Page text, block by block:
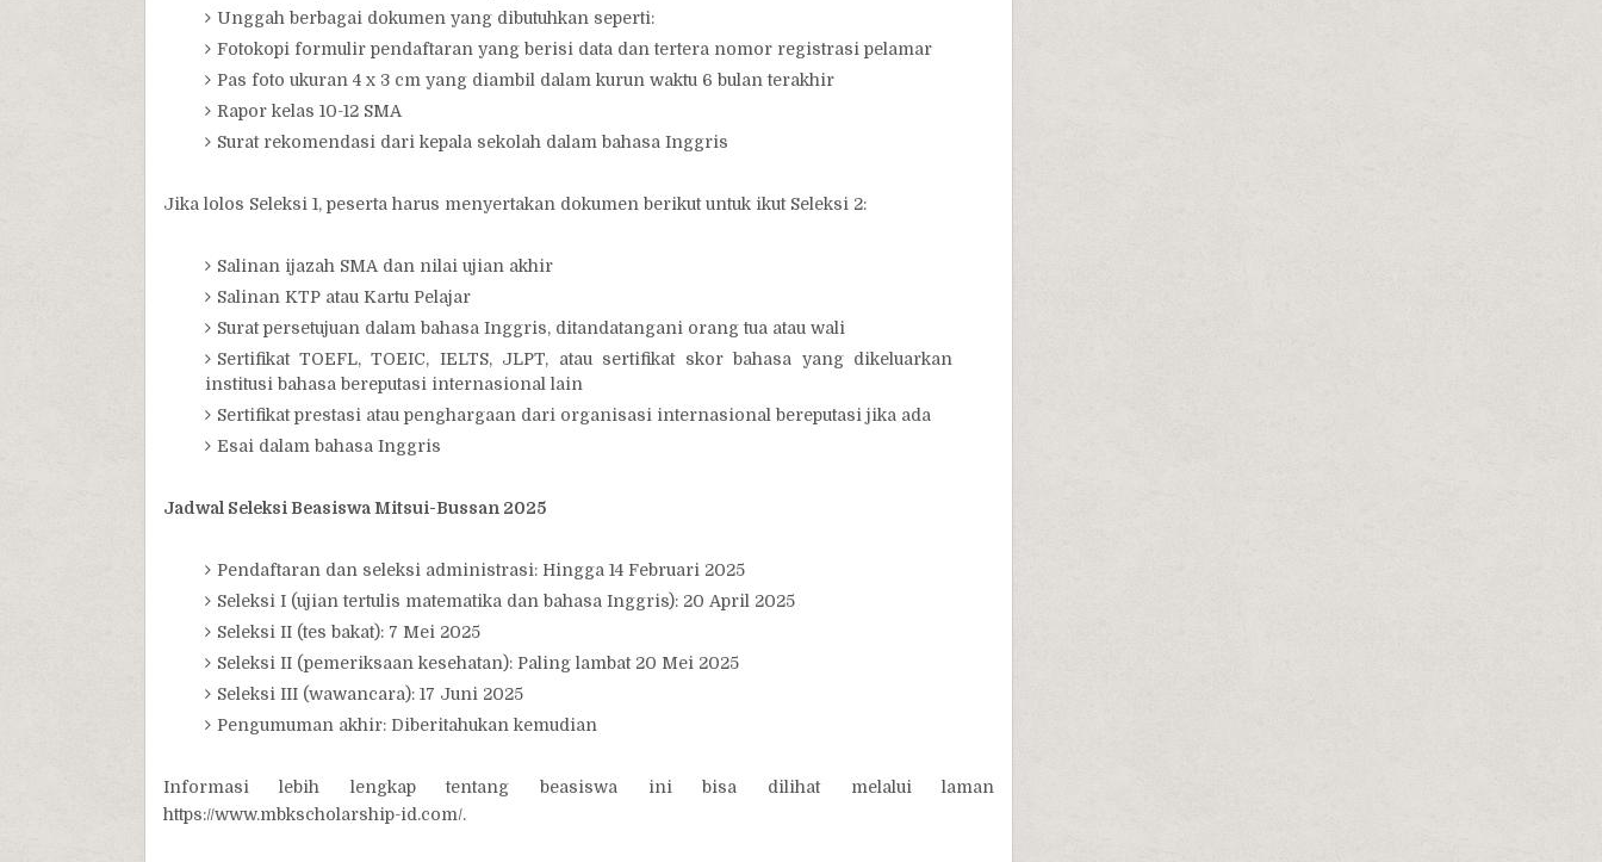
Unggah berbagai dokumen yang dibutuhkan seperti:
Fotokopi formulir pendaftaran yang berisi data dan tertera nomor registrasi pelamar
Pas foto ukuran 4 x 3 cm yang diambil dalam kurun waktu 6 bulan terakhir
Rapor kelas 10-12 SMA
Surat rekomendasi dari kepala sekolah dalam bahasa Inggris
Jika lolos Seleksi 1, peserta harus menyertakan dokumen berikut untuk ikut Seleksi 2:
Salinan ijazah SMA dan nilai ujian akhir
Salinan KTP atau Kartu Pelajar
Surat persetujuan dalam bahasa Inggris, ditandatangani orang tua atau wali
Sertifikat TOEFL, TOEIC, IELTS, JLPT, atau sertifikat skor bahasa yang dikeluarkan
institusi bahasa bereputasi internasional lain
Sertifikat prestasi atau penghargaan dari organisasi internasional bereputasi jika ada
Esai dalam bahasa Inggris
Jadwal Seleksi Beasiswa Mitsui-Bussan 2025
Pendaftaran dan seleksi administrasi: Hingga 14 Februari 2025
Seleksi I (ujian tertulis matematika dan bahasa Inggris): 20 April 2025
Seleksi II (tes bakat): 7 Mei 2025
Seleksi II (pemeriksaan kesehatan): Paling lambat 20 Mei 2025
Seleksi III (wawancara): 17 Juni 2025
Pengumuman akhir: Diberitahukan kemudian
Informasi lebih lengkap tentang beasiswa ini bisa dilihat melalui laman
https://www.mbkscholarship-id.com/.